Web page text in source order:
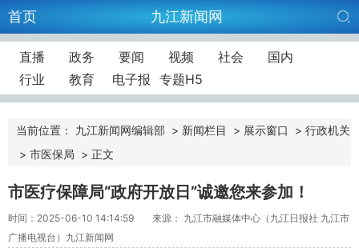
首页 九江新闻网
直播 政务 要闻 视频 社会
国内
行业
教育 电子报 专题H5
当前位置： 九江新闻网编辑部 > 新闻栏目 > 展示窗口 > 行政机关
> 市医保局 > 正文
市医疗保障局“政府开放日”诚邀您来参加！
时间：2025-06-10 14:14:59
来源： 九江市融媒体中心（九江日报社 九江市
广播电视台）九江新闻网